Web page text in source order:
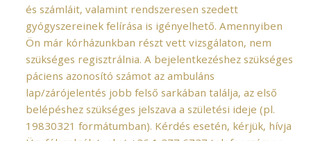
és számláit, valamint rendszeresen szedett
gyógyszereinek felírása is igényelhető. Amennyiben
Ön már kórházunkban részt vett vizsgálaton, nem
szükséges regisztrálnia. A bejelentkezéshez szükséges
páciens azonosító számot az ambuláns
lap/zárójelentés jobb felső sarkában találja, az első
belépéshez szükséges jelszava a születési ideje (pl.
19830321 formátumban). Kérdés esetén, kérjük, hívja